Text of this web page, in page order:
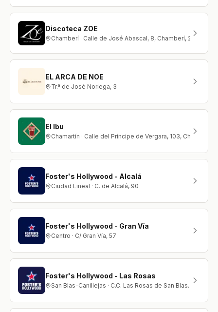
Discoteca ZOE
Chamberí · Calle de José Abascal, 8, Chamberí, 28003
EL ARCA DE NOE
Tr.ª de José Noriega, 3
El Ibu
Chamartín · Calle del Príncipe de Vergara, 103, Chamartín,
Foster's Hollywood - Alcalá
Ciudad Lineal · C. de Alcalá, 90
Foster's Hollywood - Gran Vía
Centro · C/ Gran Vía, 57
Foster's Hollywood - Las Rosas
San Blas-Canillejas · C.C. Las Rosas de San Blas. Avenida